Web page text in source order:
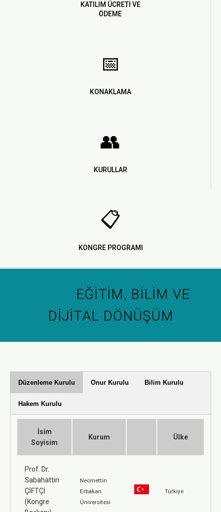
KATILIM ÜCRETİ VE
ÖDEME
📅
KONAKLAMA
👥
KURULLAR
📋
KONGRE PROGRAMI
EĞİTİM, BİLİM VE
DİJİTAL DÖNÜŞÜM
Düzenleme Kurulu Onur Kurulu Bilim Kurulu
Hakem Kurulu
İsim
Soyisim
Kurum Ülke
Prof. Dr.
Sabahattin
ÇİFTÇİ
(Kongre
Necmettin
Erbakan
Üniversitesi
Türkiye